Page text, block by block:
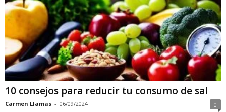
10 consejos para reducir tu consumo de sal
Carmen Llamas - 06/09/2024 0